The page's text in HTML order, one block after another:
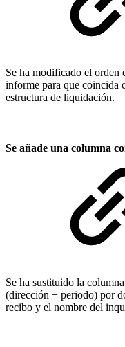
Se ha modificado el orden
informe para que coincida
estructura de liquidación.
Se añade una columna
Se ha sustituido la
(dirección + periodo) por
recibo y el nombre del